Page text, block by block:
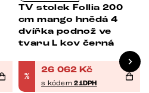
TV stolek Follia 200
cm mango hnědá 4
dvířka podnož ve
tvaru L kov černá
%
26 062 Kč
s kódem21DPH